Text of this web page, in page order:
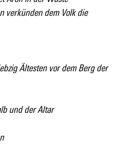
verkünden dem Volk die
Ältesten vor dem Berg der
und der Altar